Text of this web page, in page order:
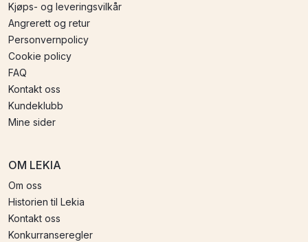
Kjøps- og leveringsvilkår
Angrerett og retur
Personvernpolicy
Cookie policy
FAQ
Kontakt oss
Kundeklubb
Mine sider
OM LEKIA
Om oss
Historien til Lekia
Kontakt oss
Konkurranseregler